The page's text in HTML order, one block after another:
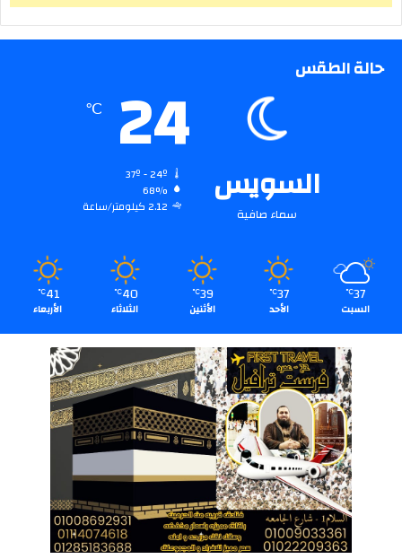
حالة الطقس
السويس
سماء صافية
24
℃
68%
2.12 كيلومتر/ساعة
37
℃
السبت
37
℃
الأحد
39
℃
الأثنين
40
℃
الثلاثاء
41
℃
الأربعاء